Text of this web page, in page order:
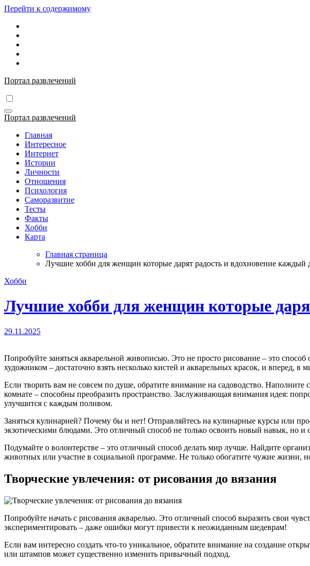
Перейти к содержимому
Портал развлечений
Портал развлечений
Главная
Интересное
Интернет
Истории
Личности
Отношения
Психология
Саморазвитие
Тесты
Факты
Хобби
Карта
Главная страница
Лучшие хобби для женщин которые дарят радость и вдохновение каждый
Хобби
Лучшие хобби для женщин которые
29.11.2025
Попробуйте заняться акварельной живописью. Это не просто рисование – это способ отдохнуть и выразить свои эмоции. А какие яркие цвета могут возникнуть на бумаге! Не нужно быть
художником – достаточно взять несколько кистей и акварельных красок, и вперед, в
Если творить вам не совсем по душе, обратите внимание на садоводство.
комнате – способны преобразить пространство. Заслуживающая внимания идея:
улучшится с каждым поливом.
Заняться кулинарией? Почему бы и нет! Отправляйтесь на кулинарные курсы или
экзотическими блюдами. Это отличный способ не только освоить новый навык, но
Подумайте о волонтерстве – это отличный способ делать мир лучше. Найдите
животных или участие в социальной программе. Не только обогатите чужие жизни,
Творческие увлечения: от рисования до вязания
Попробуйте начать с рисования акварелью. Это отличный способ выразить свои
экспериментировать – даже ошибки могут привести к неожиданным шедеврам!
Если вам интересно создать что-то уникальное, обратите внимание на создание
или штампов может существенно изменить привычный подход.